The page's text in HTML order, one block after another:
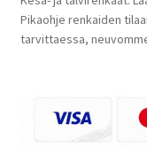
Pikaohje renkaiden
tarvittaessa,